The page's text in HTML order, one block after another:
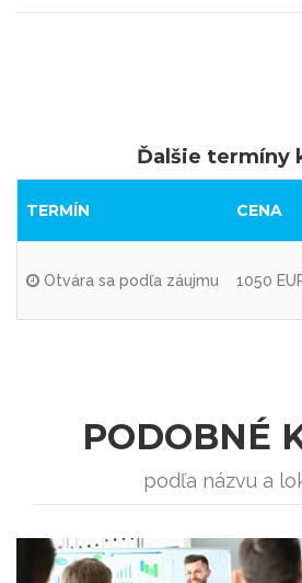
Ďalšie termíny
TERMÍN CENA
Otvára sa podľa záujmu 1050
PODOBNÉ
podľa názvu a